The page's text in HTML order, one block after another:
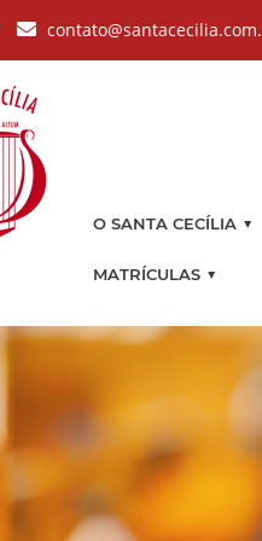
O SANTA CECÍLIA ▼
MATRÍCULAS ▼